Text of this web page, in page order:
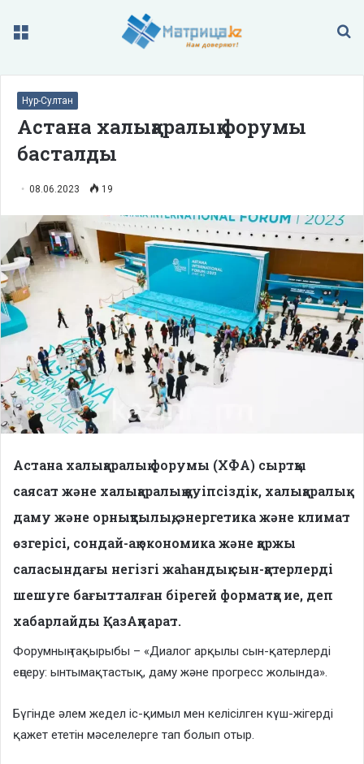
Меню
Нур-Султан
Астана халықаралық форумы
басталды
08.06.2023 19
Астана халықаралық форумы (ХФА) сыртқы
саясат және халықаралық қауіпсіздік, халықаралық
даму және орнықтылық, энергетика және климат
өзгерісі, сондай-ақ экономика және қаржы
саласындағы негізгі жаһандық сын-қатерлерді
шешуге бағытталған бірегей форматқа ие, деп
хабарлайды ҚазАқпарат.
Форумның тақырыбы – «Диалог арқылы сын-қатерлерді
еңсеру: ынтымақтастық, даму және прогресс жолында».
Бүгінде әлем жедел іс-қимыл мен келісілген күш-жігерді
қажет ететін мәселелерге тап болып отыр.